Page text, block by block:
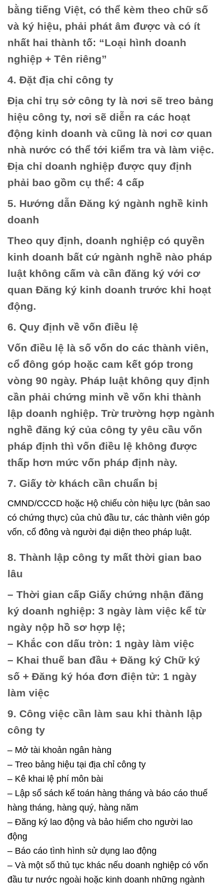
bằng tiếng Việt, có thể kèm theo chữ số
và ký hiệu, phải phát âm được và có ít
nhất hai thành tố: “Loại hình doanh
nghiệp + Tên riêng”
4. Đặt địa chỉ công ty
Địa chỉ trụ sở công ty là nơi sẽ treo bảng
hiệu công ty, nơi sẽ diễn ra các hoạt
động kinh doanh và cũng là nơi cơ quan
nhà nước có thể tới kiểm tra và làm việc.
Địa chỉ doanh nghiệp được quy định
phải bao gồm cụ thể: 4 cấp
5. Hướng dẫn Đăng ký ngành nghề kinh
doanh
Theo quy định, doanh nghiệp có quyền
kinh doanh bất cứ ngành nghề nào pháp
luật không cấm và cần đăng ký với cơ
quan Đăng ký kinh doanh trước khi hoạt
động.
6. Quy định về vốn điều lệ
Vốn điều lệ là số vốn do các thành viên,
cổ đông góp hoặc cam kết góp trong
vòng 90 ngày. Pháp luật không quy định
cần phải chứng minh về vốn khi thành
lập doanh nghiệp. Trừ trường hợp ngành
nghề đăng ký của công ty yêu cầu vốn
pháp định thì vốn điều lệ không được
thấp hơn mức vốn pháp định này.
7. Giấy tờ khách cần chuẩn bị
CMND/CCCD hoặc Hộ chiếu còn hiệu lực (bản sao
có chứng thực) của chủ đầu tư, các thành viên góp
vốn, cổ đông và người đại diện theo pháp luật.
8. Thành lập công ty mất thời gian bao
lâu
– Thời gian cấp Giấy chứng nhận đăng
ký doanh nghiệp: 3 ngày làm việc kể từ
ngày nộp hồ sơ hợp lệ;
– Khắc con dấu tròn: 1 ngày làm việc
– Khai thuế ban đầu + Đăng ký Chữ ký
số + Đăng ký hóa đơn điện tử: 1 ngày
làm việc
9. Công việc cần làm sau khi thành lập
công ty
– Mở tài khoản ngân hàng
– Treo bảng hiệu tại địa chỉ công ty
– Kê khai lệ phí môn bài
– Lập sổ sách kế toán hàng tháng và báo cáo thuế
hàng tháng, hàng quý, hàng năm
– Đăng ký lao động và bảo hiểm cho người lao
động
– Báo cáo tình hình sử dụng lao động
– Và một số thủ tục khác nếu doanh nghiệp có vốn
đầu tư nước ngoài hoặc kinh doanh những ngành